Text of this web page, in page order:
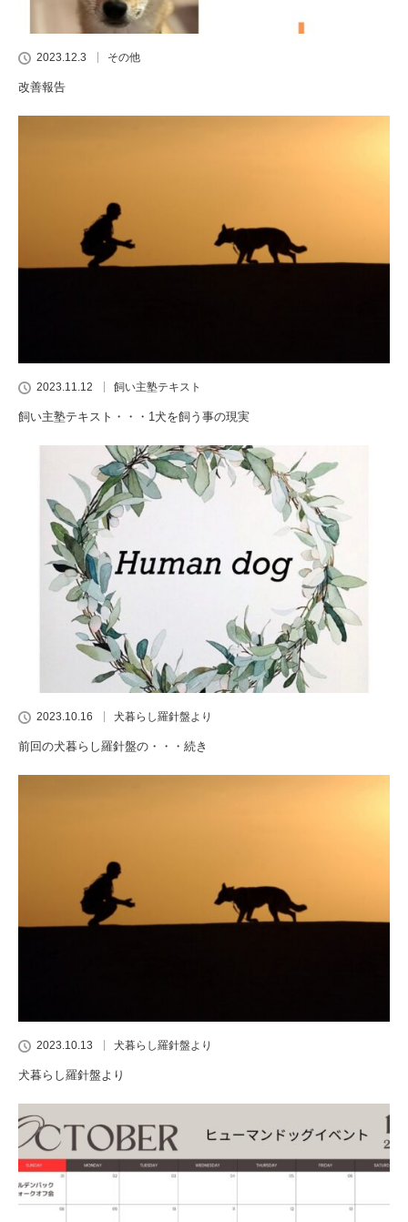
2023.12.3 その他
改善報告
2023.11.12 飼い主塾テキスト
飼い主塾テキスト・・・1犬を飼う事の現実
2023.10.16 犬暮らし羅針盤より
前回の犬暮らし羅針盤の・・・続き
2023.10.13 犬暮らし羅針盤より
犬暮らし羅針盤より